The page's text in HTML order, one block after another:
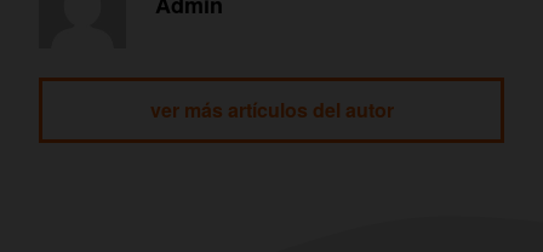
ver más artículos del autor